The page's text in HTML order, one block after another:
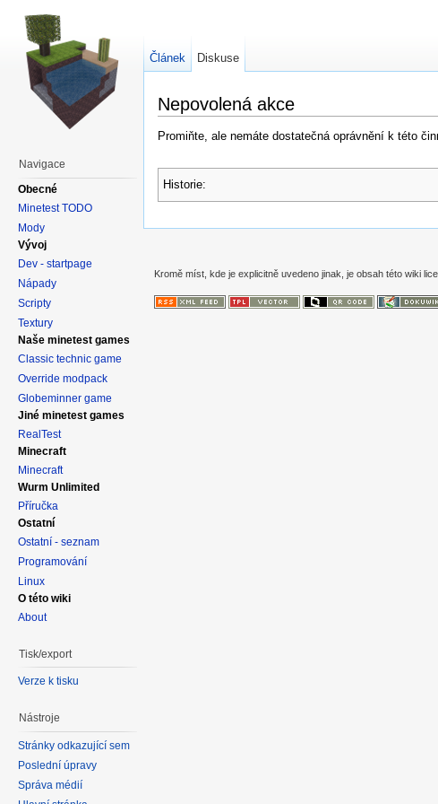
Nepovolená akce
Promiňte, ale nemáte dostatečná oprávnění k této
Historie:
Článek Diskuse
Navigace
Obecné
Minetest TODO
Mody
Vývoj
Dev - startpage
Nápady
Scripty
Textury
Naše minetest games
Classic technic game
Override modpack
Globeminner game
Jiné minetest games
RealTest
Minecraft
Minecraft
Wurm Unlimited
Příručka
Ostatní
Ostatní - seznam
Programování
Linux
O této wiki
About
Tisk/export
Verze k tisku
Nástroje
Stránky odkazující sem
Poslední úpravy
Správa médií
Kromě míst, kde je explicitně uvedeno jinak, je obsah této wiki